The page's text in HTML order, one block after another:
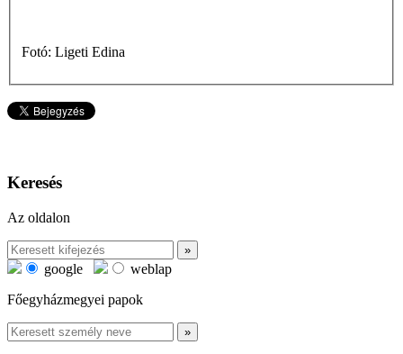
Fotó: Ligeti Edina
Keresés
Az oldalon
google
weblap
Főegyházmegyei papok